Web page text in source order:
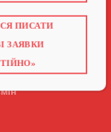
ПИСАТИ
ЗАЯВКИ